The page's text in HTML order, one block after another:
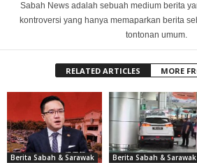
Sabah News adalah sebuah medium berita
kontroversi yang hanya memaparkan berita
tontonan umum.
RELATED ARTICLES MORE
Berita Sabah & Sarawak Berita Sabah & Sarawak